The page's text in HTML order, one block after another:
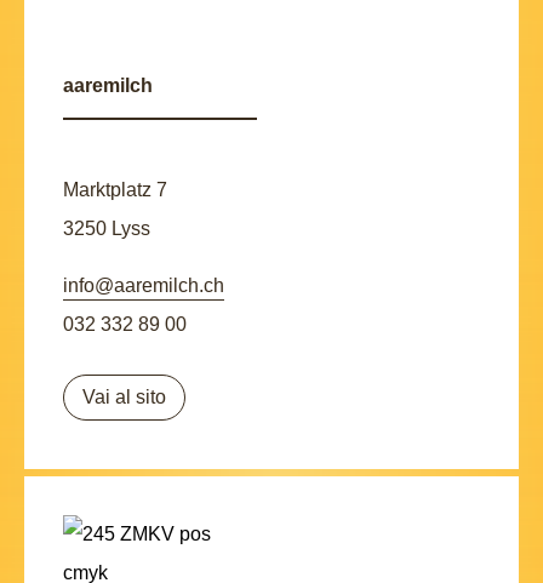
aaremilch
Marktplatz 7
3250 Lyss
info@aaremilch.ch
032 332 89 00
Vai al sito